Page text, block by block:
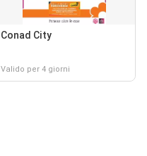
Conad City
Valido per 4 giorni